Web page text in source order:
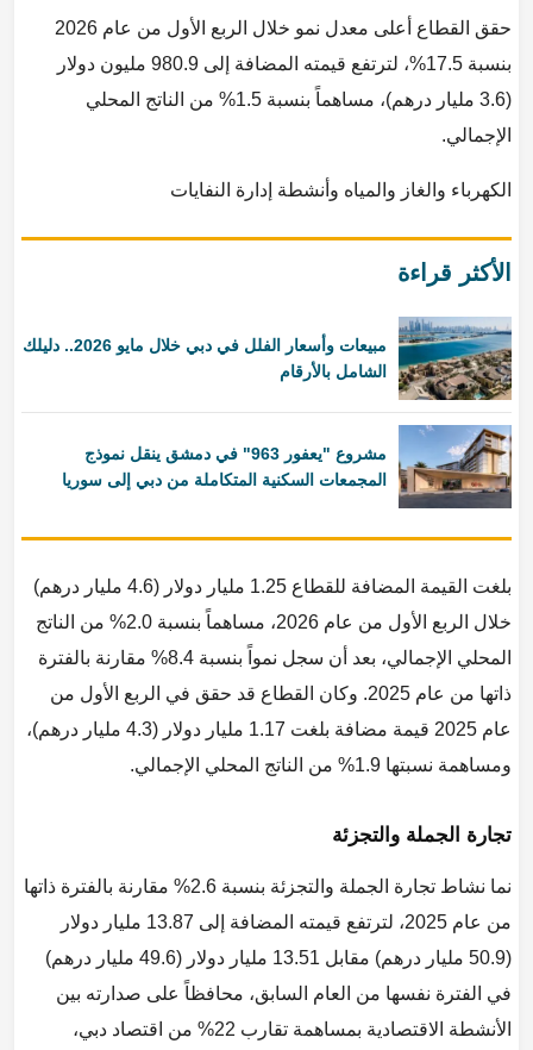
حقق القطاع أعلى معدل نمو خلال الربع الأول من عام 2026
بنسبة 17.5%، لترتفع قيمته المضافة إلى 980.9 مليون دولار
(3.6 مليار درهم)، مساهماً بنسبة 1.5% من الناتج المحلي
الإجمالي.
الكهرباء والغاز والمياه وأنشطة إدارة النفايات
الأكثر قراءة
مبيعات وأسعار الفلل في دبي خلال مايو 2026.. دليلك
الشامل بالأرقام
مشروع "يعفور 963" في دمشق ينقل نموذج
المجمعات السكنية المتكاملة من دبي إلى سوريا
بلغت القيمة المضافة للقطاع 1.25 مليار دولار (4.6 مليار درهم)
خلال الربع الأول من عام 2026، مساهماً بنسبة 2.0% من الناتج
المحلي الإجمالي، بعد أن سجل نمواً بنسبة 8.4% مقارنة بالفترة
ذاتها من عام 2025. وكان القطاع قد حقق في الربع الأول من
عام 2025 قيمة مضافة بلغت 1.17 مليار دولار (4.3 مليار درهم)،
ومساهمة نسبتها 1.9% من الناتج المحلي الإجمالي.
تجارة الجملة والتجزئة
نما نشاط تجارة الجملة والتجزئة بنسبة 2.6% مقارنة بالفترة ذاتها
من عام 2025، لترتفع قيمته المضافة إلى 13.87 مليار دولار
(50.9 مليار درهم) مقابل 13.51 مليار دولار (49.6 مليار درهم)
في الفترة نفسها من العام السابق، محافظاً على صدارته بين
الأنشطة الاقتصادية بمساهمة تقارب 22% من اقتصاد دبي،